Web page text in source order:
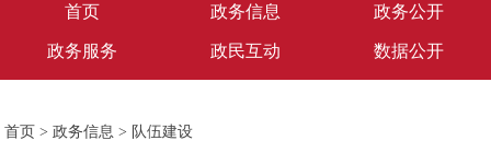
首页 政务信息 政务公开
政务服务 政民互动 数据公开
首页 >政务信息 > 队伍建设